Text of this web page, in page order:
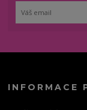
INFORMACE